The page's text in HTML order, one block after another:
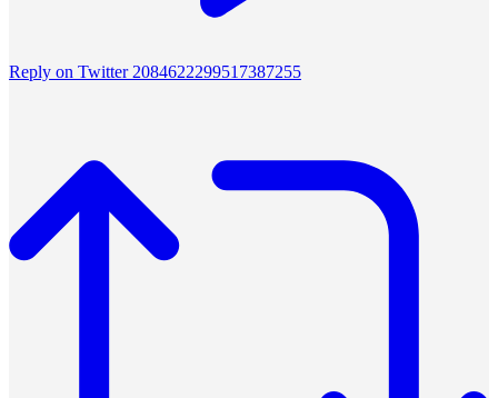
Reply on Twitter 2084622299517387255